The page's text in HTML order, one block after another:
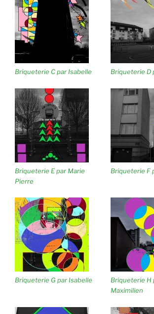
Briqueterie C par Isabelle Briqueterie D
Briqueterie E par Marie
Pierre
Briqueterie F
Briqueterie G par Isabelle
Briqueterie H
Maximilien